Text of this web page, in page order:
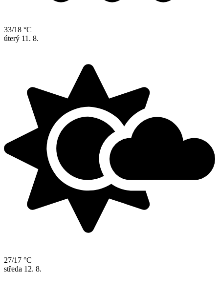
33/18 °C
úterý 11. 8.
27/17 °C
středa 12. 8.